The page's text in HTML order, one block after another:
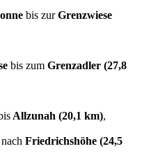
bis zurGrenzwiese
bis zum Grenzadler (27,8
Allzunah (20,1 km),
Friedrichshöhe (24,5